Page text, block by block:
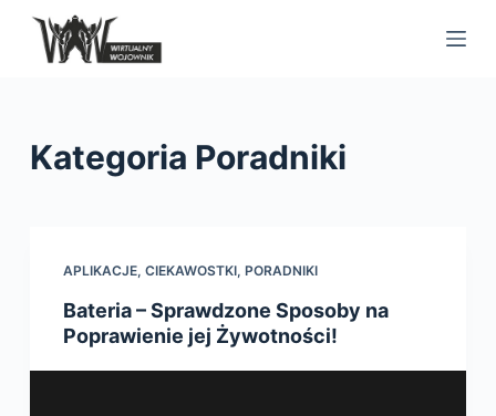
S
oKategoria Poradniki
APLIKACJE, CIEKAWOSTKI, PORADNIKI
Bateria – Sprawdzone Sposoby na
Poprawienie jej Żywotności!